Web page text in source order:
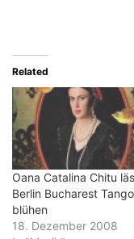
Related
Oana Catalina Chitu
Berlin Bucharest Tango
blühen
18. Dezember 2008